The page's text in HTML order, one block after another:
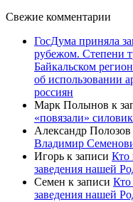
Свежие комментарии
ГосДума приняла
рубежом. Степени
Байкальском
об использовании
россиян
Марк Полынов к
«повязали»
Александр Полозов
Владимир
Игорь к записи Кто
заведения нашей
Семен к записи Кто
заведения нашей